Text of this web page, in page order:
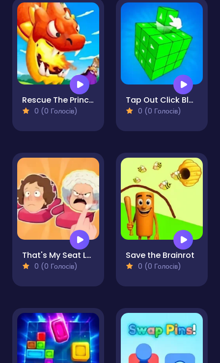
Rescue The Princess
0 (0 Голосів)
Tap Out Click Blocks Away
0 (0 Голосів)
That's My Seat Logic Puzzle
0 (0 Голосів)
Save the Brainrot
0 (0 Голосів)